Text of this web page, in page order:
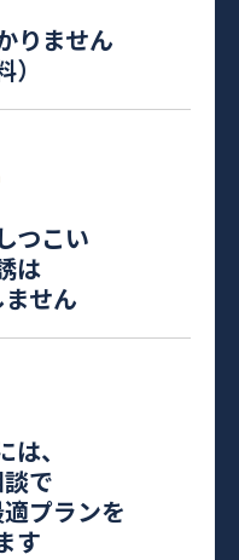
りません
）
つこい
は
せん
、
で
プランを
す